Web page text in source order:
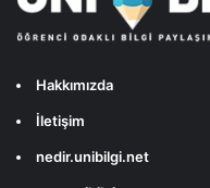
Hakkımızda
İletişim
nedir.unibilgi.net